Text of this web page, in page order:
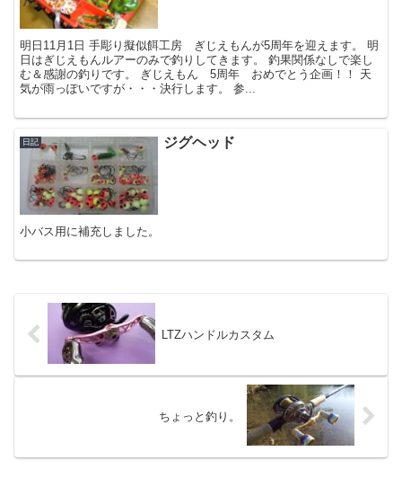
明日11月1日 手彫り擬似餌工房 ぎじえもんが5周年を迎えます。 明
日はぎじえもんルアーのみで釣りしてきます。 釣果関係なしで楽し
む＆感謝の釣りです。 ぎじえもん 5周年 おめでとう企画！！ 天
気が雨っぽいですが・・・決行します。 参...
日記 ジグヘッド
小バス用に補充しました。
LTZハンドルカスタム
ちょっと釣り。